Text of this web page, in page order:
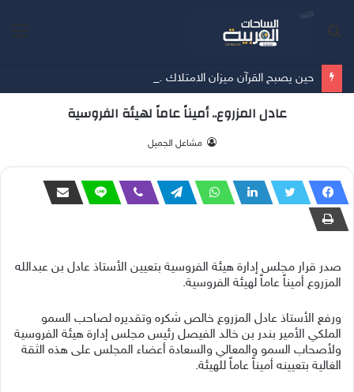
عادل المزروع.. أميناً عاماً لهيئة الفروسية
‫ مشاعل الجميل
صدر قرار مجلس إدارة هيئة الفروسية بتعيين الأستاذ عادل بن عبدالله
المزروع أميناً عاماً لهيئة الفروسية.
ورفع الأستاذ عادل المزروع خالص شكره وتقديره لصاحب السمو
الملكي الأمير بندر بن خالد الفيصل رئيس مجلس إدارة هيئة الفروسية
ولأصحاب السمو والمعالي والسعادة أعضاء المجلس على هذه الثقة
الغالية بتعيينه أميناً عاماً للهيئة.